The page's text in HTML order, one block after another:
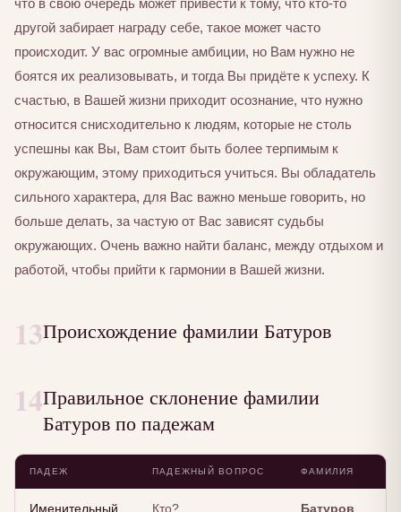
что в свою очередь может привести к тому, что кто-то
другой забирает награду себе, такое может часто
происходит. У вас огромные амбиции, но Вам нужно не
боятся их реализовывать, и тогда Вы придёте к успеху. К
счастью, в Вашей жизни приходит осознание, что нужно
относится снисходительно к людям, которые не столь
успешны как Вы, Вам стоит быть более терпимым к
окружающим, этому приходиться учиться. Вы обладатель
сильного характера, для Вас важно меньше говорить, но
больше делать, за частую от Вас зависят судьбы
окружающих. Очень важно найти баланс, между отдыхом и
работой, чтобы прийти к гармонии в Вашей жизни.
13Происхождение фамилии Батуров
14Правильное склонение фамилии
Батуров по падежам
ПАДЕЖ ПАДЕЖНЫЙ ВОПРОС ФАМИЛИЯ
Именительный Кто? Батуров